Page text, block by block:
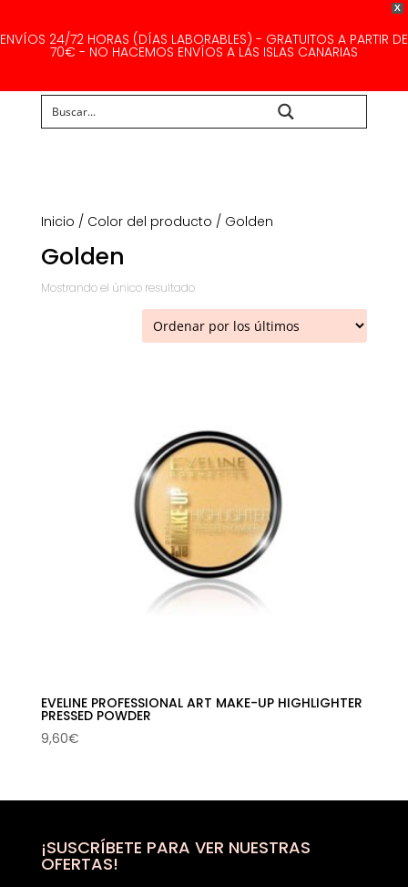
X
ENVÍOS 24/72 HORAS (DÍAS LABORABLES) - GRATUITOS A PARTIR DE
70€ - NO HACEMOS ENVÍOS A LAS ISLAS CANARIAS
Inicio / Color del producto / Golden
Golden
Mostrando el único resultado
EVELINE PROFESSIONAL ART MAKE-UP HIGHLIGHTER
PRESSED POWDER
9,60€
¡SUSCRÍBETE PARA VER NUESTRAS
OFERTAS!